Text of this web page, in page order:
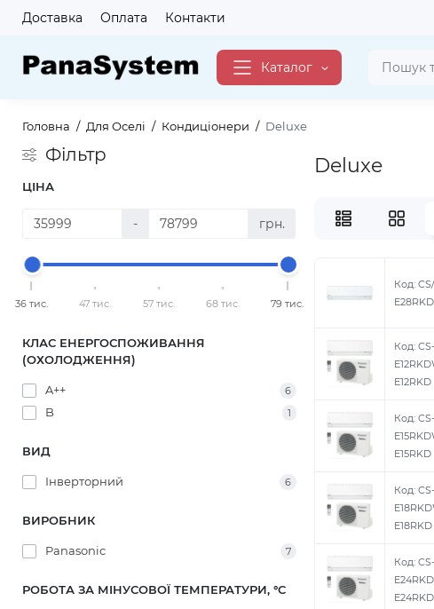
Доставка Оплата Контакти
Каталог
Головна Для Оселі Кондиціонери Deluxe
Фільтр
ЦІНА
- грн.
36 тис. 47 тис. 57 тис. 68 тис. 79 тис.
КЛАС ЕНЕРГОСПОЖИВАННЯ
(ОХОЛОДЖЕННЯ)
A++ 6
B 1
ВИД
Інверторний 6
ВИРОБНИК
Panasonic 7
РОБОТА ЗА МІНУСОВОЇ ТЕМПЕРАТУРИ, °C
Deluxe
Код:
E28RKD
Код: CS-
E12RKD
Код: CS-
E15RKD
Код: CS-
E18RKD
Код: CS-
E24RKD